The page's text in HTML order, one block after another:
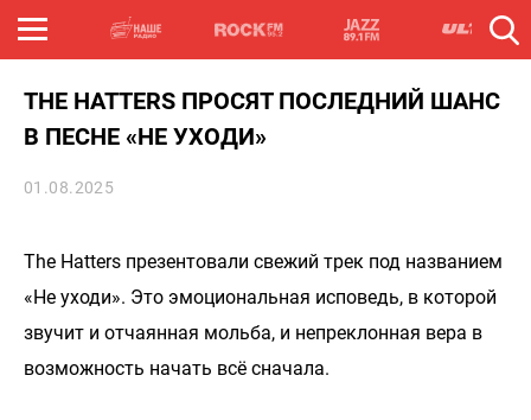
THE HATTERS ПРОСЯТ ПОСЛЕДНИЙ ШАНС
В ПЕСНЕ «НЕ УХОДИ»
01.08.2025
The Hatters презентовали свежий трек под названием
«Не уходи». Это эмоциональная исповедь, в которой
звучит и отчаянная мольба, и непреклонная вера в
возможность начать всё сначала.